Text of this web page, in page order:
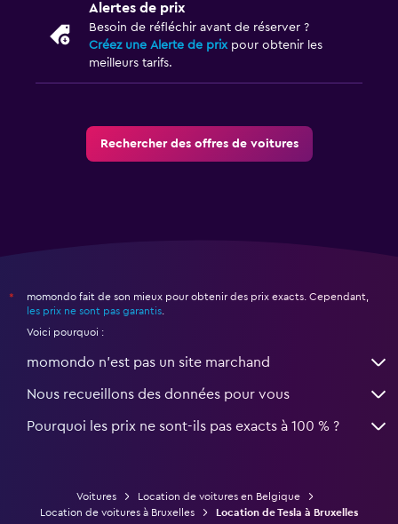
Alertes de prix
Besoin de réfléchir avant de réserver ?
Créez une Alerte de prixpour obtenir les
meilleurs tarifs.
Rechercher des offres de voitures
*
momondo fait de son mieux pour obtenir des prix exacts. Cependant,
les prix ne sont pas garantis.
Voici pourquoi :
momondo n'est pas un site marchand
Nous recueillons des données pour vous
Pourquoi les prix ne sont-ils pas exacts à 100 % ?
Voitures
Location de voitures en Belgique
Location de voitures à Bruxelles
Location de Tesla à Bruxelles